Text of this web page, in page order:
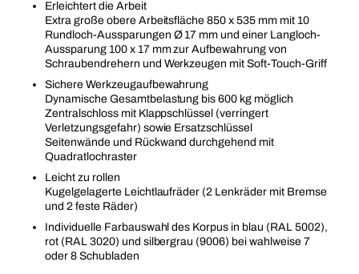
Erleichtert die Arbeit
Extra große obere Arbeitsfläche 850 x 535 mm mit 10
Rundloch-Aussparungen Ø 17 mm und einer Langloch-
Aussparung 100 x 17 mm zur Aufbewahrung von
Schraubendrehern und Werkzeugen mit Soft-Touch-Griff
Sichere Werkzeugaufbewahrung
Dynamische Gesamtbelastung bis 600 kg möglich
Zentralschloss mit Klappschlüssel (verringert
Verletzungsgefahr) sowie Ersatzschlüssel
Seitenwände und Rückwand durchgehend mit
Quadratlochraster
Leicht zu rollen
Kugelgelagerte Leichtlaufräder (2 Lenkräder mit Bremse
und 2 feste Räder)
Individuelle Farbauswahl des Korpus in blau (RAL 5002),
rot (RAL 3020) und silbergrau (9006) bei wahlweise 7
oder 8 Schubladen